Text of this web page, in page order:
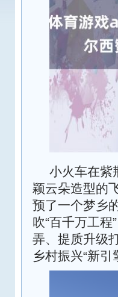
小火车在紫
颖云朵造型的
预了一个梦乡
吹“百千万工
弄、提质升级
乡村振兴“新引